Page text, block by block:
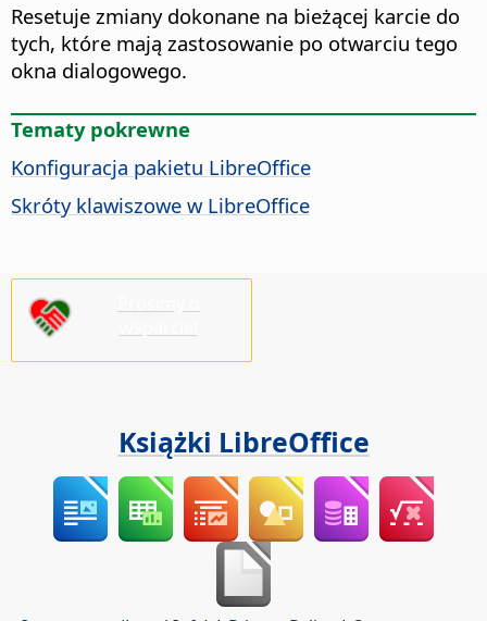
Resetuje zmiany dokonane na bieżącej karcie do
tych, które mają zastosowanie po otwarciu tego
okna dialogowego.
Tematy pokrewne
Konfiguracja pakietu LibreOffice
Skróty klawiszowe w LibreOffice
Książki LibreOffice